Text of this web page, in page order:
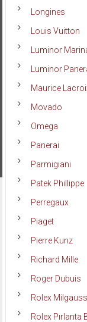
Longines
Louis Vuitton
Luminor
Luminor
Maurice
Movado
Omega
Panerai
Parmigiani
Patek Phillippe
Perregaux
Piaget
Pierre Kunz
Richard Mille
Roger Dubuis
Rolex Milgauss
Rolex Pırlanta